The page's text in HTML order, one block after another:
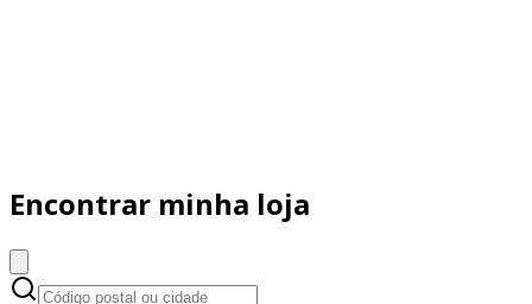
Encontrar minha loja